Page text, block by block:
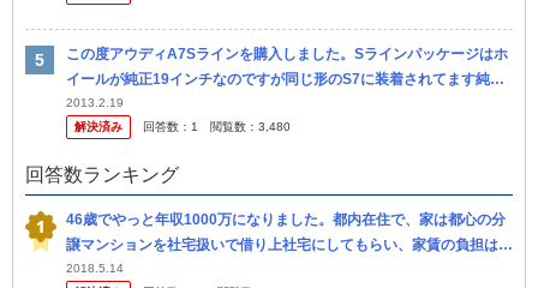
この度アウディA7Sラインを購入しました。Sラインパッケージはホ
イールが純正19インチなのですが同じ形のS7に装着されてます純正2
0インチに変更したいのですがディーラーに聞いたらS7のホイール ...
2013.2.19
解決済み
回答数： 1 閲覧数： 3,480
回答数ランキング
46歳でやっと年収1000万になりました。都内在住で、家は都心の分
譲マンションを社宅扱いで借り上社宅にしてもらい、家賃の負担は駐
車場込みで、三万円。時価三十五万くらいしますが、安くすまし て
2018.5.14